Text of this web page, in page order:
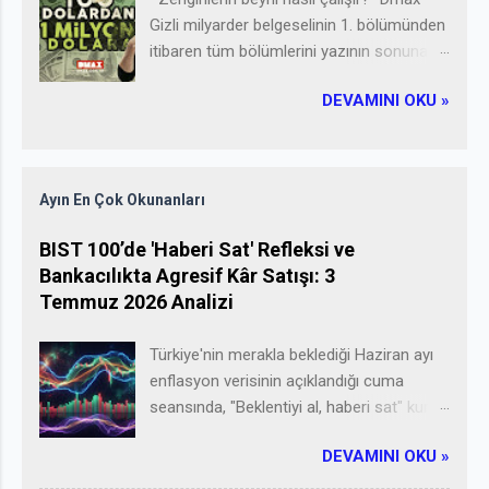
Yani uzun vadeli yatırımlar yapmak.
Yapacağınız uzun vadeli yatırımlarla belki
5 ya da 10 yıl içinde siz de Osman gibi yan
gelip yatarak pasif gelirlerinizin tadını
bulacağımız konular: *Pasif gelir nedir?
*Bonus: Uzak durmanız gereken pasif
gelir yöntemleri
Gizli milyarder belgeselinin 1. bölümünden
itibaren tüm bölümlerini yazının sonuna
programının ilk sezon yarışmacısı
uygulamalı olarak izleyicilerle paylaşıyor.
sırrı nedir? Bugün Youtube'da gezinirken
denk geldiğim bir videoda bu sorulara
cevap aranıyor. Programın adı: Gizli
yayınlanan reality show tarzı bir bir
belgesel. Bölümleri youtube'da da
paylaşılıyor. Programın yıldızı Amerikalı
DEVAMINI OKU »
Ayın En Çok Okunanları
BIST 100’de 'Haberi Sat' Refleksi ve
Bankacılıkta Agresif Kâr Satışı: 3
Temmuz 2026 Analizi
Türkiye'nin merakla beklediği Haziran ayı
enflasyon verisinin açıklandığı cuma
seansında, "Beklentiyi al, haberi sat" kuralı
hisselerindeki devasa çıkış BorsaDEVAMINI OKU »